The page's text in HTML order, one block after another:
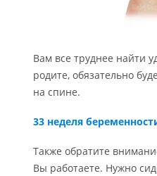
Вам все труднее найти
родите, обязательно
на спине.
33 неделя
Также обратите
Вы работаете. Нужно